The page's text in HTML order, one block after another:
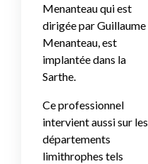
Menanteau qui est
dirigée par Guillaume
Menanteau, est
implantée dans la
Sarthe.
Ce professionnel
intervient aussi sur les
départements
limithrophes tels